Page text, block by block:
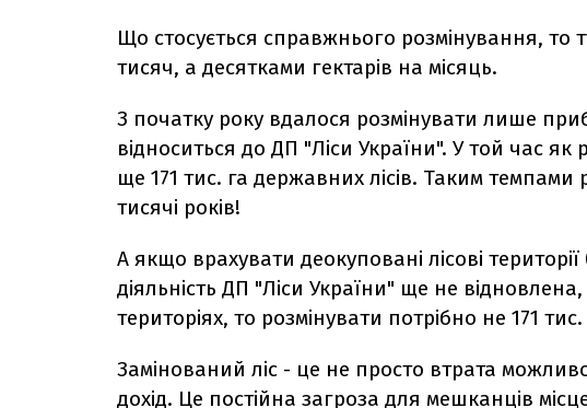
Що стосується справжнього розмінування, то
тисяч, а десятками гектарів на місяць.
З початку року вдалося розмінувати лише
відноситься до ДП "Ліси України". У той час
ще 171 тис. га державних лісів. Таким темпами
тисячі років!
А якщо врахувати деокуповані лісові
діяльність ДП "Ліси України" ще не
територіях, то розмінувати потрібно не 171
Замінований ліс - це не просто втрата
дохід. Це постійна загроза для мешканців